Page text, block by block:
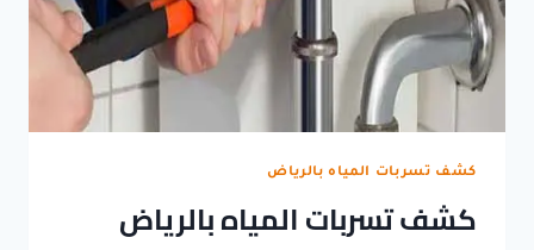
كشف تسربات المياه بالرياض
كشف تسربات المياه بالرياض